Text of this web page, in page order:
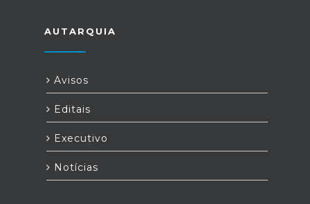
AUTARQUIA
Avisos
Editais
Executivo
Notícias